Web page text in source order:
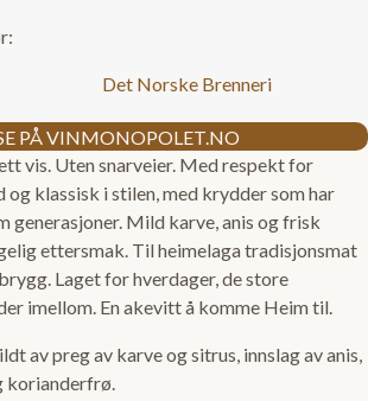
Det Norske Brenneri
PÅ VINMONOPOLET.NO
vis. Uten snarveier. Med respekt for
klassisk i stilen, med krydder som har
generasjoner. Mild karve, anis og frisk
ettersmak. Til heimelaga tradisjonsmat
Laget for hverdager, de store
imellom. En akevitt å komme Heim til.
av preg av karve og sitrus, innslag av anis,
korianderfrø.